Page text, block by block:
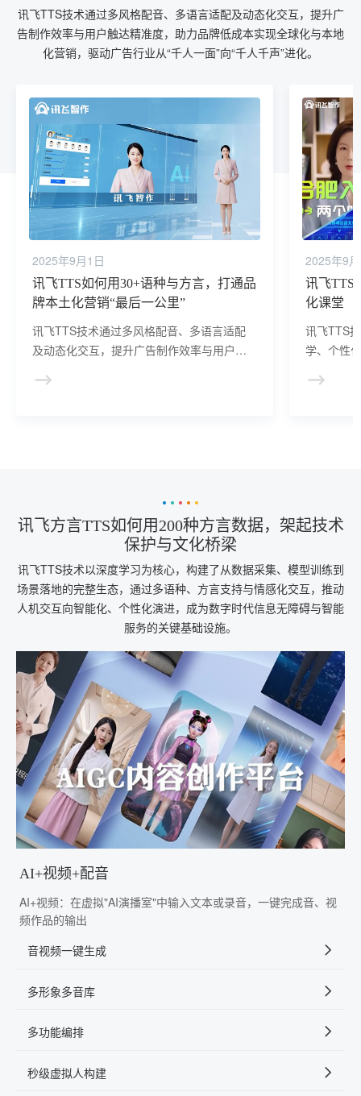
讯飞TTS技术通过多风格配音、多语言适配及动态化交互，提升广
告制作效率与用户触达精准度，助力品牌低成本实现全球化与本地
化营销，驱动广告行业从“千人一面”向“千人千声”进化。
2025年9月1日
讯飞TTS如何用30+语种与方言，打通品
牌本土化营销“最后一公里”
讯飞TTS技术通过多风格配音、多语言适配
及动态化交互，提升广告制作效率与用户触
地化营销，驱动广告行业从“千人一面”向“千
2025年9
讯飞TTS
化课堂
讯飞TTS
学、个性
高适配性
讯飞方言TTS如何用200种方言数据，架起技术
保护与文化桥梁
讯飞TTS技术以深度学习为核心，构建了从数据采集、模型训练到
场景落地的完整生态，通过多语种、方言支持与情感化交互，推动
人机交互向智能化、个性化演进，成为数字时代信息无障碍与智能
服务的关键基础设施。
AI+视频+配音
AI+视频：在虚拟"AI演播室"中输入文本或录音，一键完成音、视
频作品的输出
音视频一键生成
多形象多音库
多功能编排
秒级虚拟人构建